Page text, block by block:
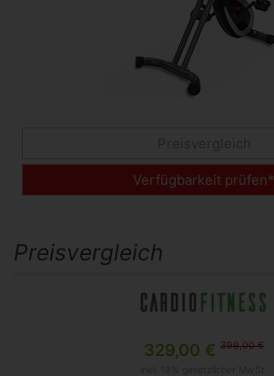
Verfügbarkeit prüfen*
Preisvergleich
329,00 € 399,00 €